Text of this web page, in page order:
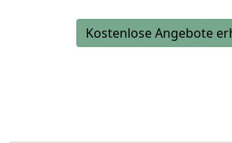
Kostenlose Angebote